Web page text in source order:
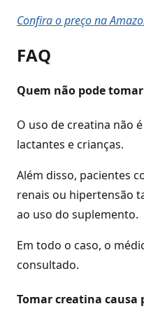
Confira o preço na
FAQ
Quem não pode
O uso de creatina não
lactantes e crianças.
Além disso, pacientes
renais ou hipertensão
ao uso do suplemento.
Em todo o caso, o
consultado.
Tomar creatina causa